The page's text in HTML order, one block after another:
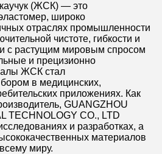
(ЖСК) — это
широко
отраслях промышленности
чистоте, гибкости и
с растущим мировым спросом
и прецизионно
ЖСК стал
в медицинских,
приложениях. Как
GUANGZHOU
TECHNOLOGY CO., LTD
и разработках, а
материалов
миру.